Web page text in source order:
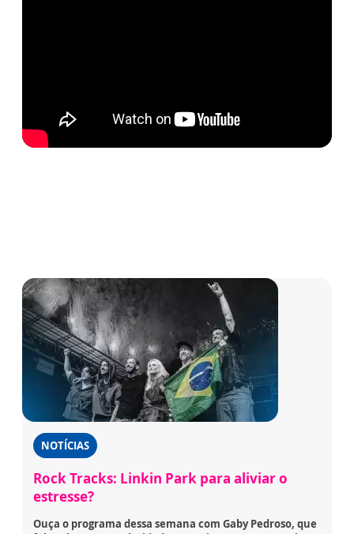
NOTÍCIAS
Rock Tracks: Linkin Park para aliviar o
estresse?
Ouça o programa dessa semana com Gaby Pedroso, que